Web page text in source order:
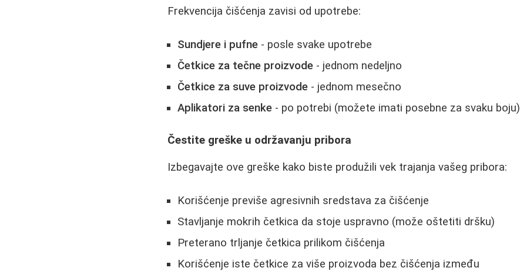
Frekvencija čišćenja zavisi od upotrebe:
Sundjere i pufne - posle svake upotrebe
Četkice za tečne proizvode - jednom nedeljno
Četkice za suve proizvode - jednom mesečno
Aplikatori za senke - po potrebi (možete imati posebne za svaku boju)
Čestite greške u održavanju pribora
Izbegavajte ove greške kako biste produžili vek trajanja vašeg pribora:
Korišćenje previše agresivnih sredstava za čišćenje
Stavljanje mokrih četkica da stoje uspravno (može oštetiti dršku)
Preterano trljanje četkica prilikom čišćenja
Korišćenje iste četkice za više proizvoda bez čišćenja između